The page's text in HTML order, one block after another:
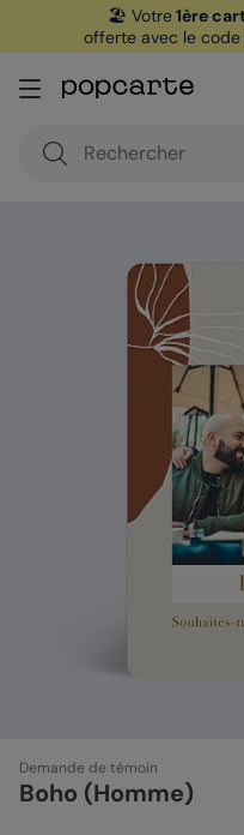
🏖️ Votre1ère
offerte avec le code
Demande de témoin
Boho (Homme)